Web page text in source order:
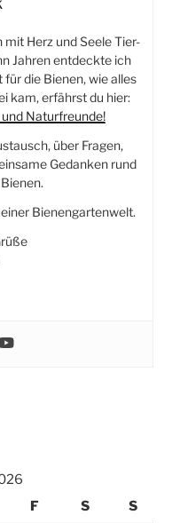
Herz und Seele Tier-
Jahren entdeckte ich
die Bienen, wie alles
kam, erfährst du hier:
Naturfreunde!
über Fragen,
Gedanken rund
Bienengartenwelt.
F S S